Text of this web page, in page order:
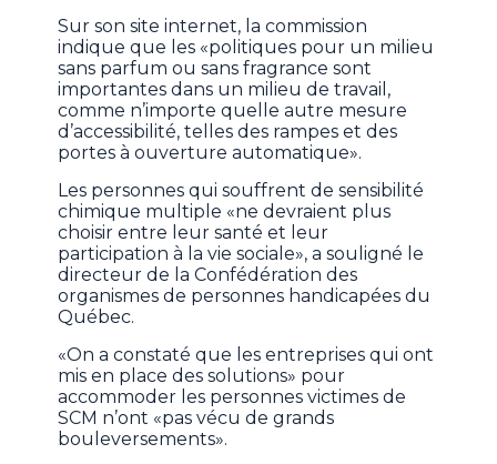
Sur son site internet, la commission
indique que les «politiques pour un milieu
sans parfum ou sans fragrance sont
importantes dans un milieu de travail,
comme n’importe quelle autre mesure
d’accessibilité, telles des rampes et des
portes à ouverture automatique».
Les personnes qui souffrent de sensibilité
chimique multiple «ne devraient plus
choisir entre leur santé et leur
participation à la vie sociale», a souligné le
directeur de la Confédération des
organismes de personnes handicapées du
Québec.
«On a constaté que les entreprises qui ont
mis en place des solutions» pour
accommoder les personnes victimes de
SCM n’ont «pas vécu de grands
bouleversements».